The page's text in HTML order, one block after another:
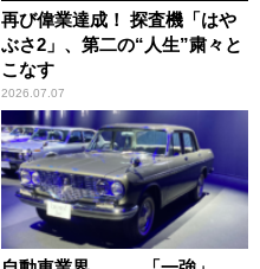
再び偉業達成！ 探査機「はや
ぶさ2」、第二の“人生”粛々と
こなす
2026.07.07